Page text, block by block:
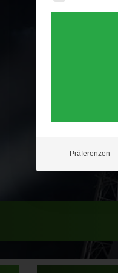
Präferenzen